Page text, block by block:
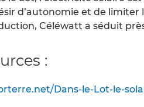
d’autonomie et de
Céléwatt a séduit
:
Dans-le-Lot-le-